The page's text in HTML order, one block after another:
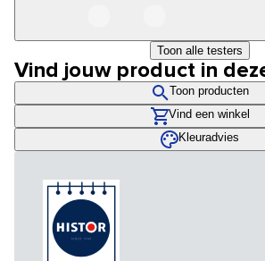
Toon alle testers
Vind jouw product in
Toon producten
Vind een winkel
Kleuradvies